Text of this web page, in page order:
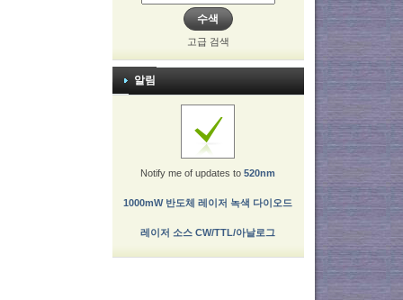
고급 검색
알림
Notify me of updates to520nm
1000mW 반도체 레이저 녹색 다이오드
레이저 소스 CW/TTL/아날로그